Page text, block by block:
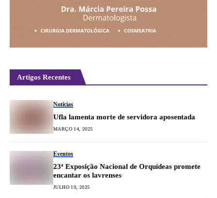
Artigos Recentes
Notícias
Ufla lamenta morte de servidora aposentada
MARÇO 14, 2025
Eventos
23ª Exposição Nacional de Orquídeas promete
encantar os lavrenses
JULHO 19, 2025